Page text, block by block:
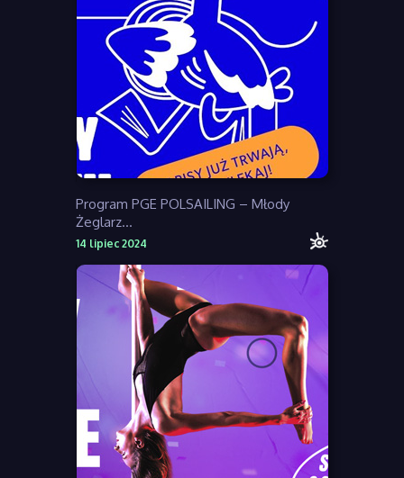
Program PGE POLSAILING – Młody
Żeglarz...
14 lipiec 2024